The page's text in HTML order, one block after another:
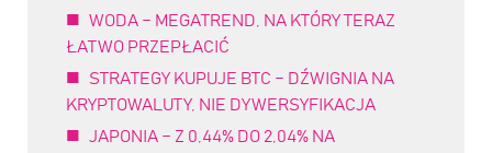
WODA – MEGATREND, NA KTÓRY TERAZ
ŁATWO PRZEPŁACIĆ
STRATEGY KUPUJE BTC – DŹWIGNIA NA
KRYPTOWALUTY, NIE DYWERSYFIKACJA
JAPONIA – Z 0,44% DO 2,04% NA